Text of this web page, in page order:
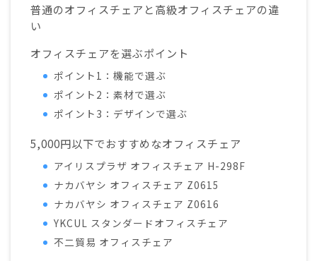
普通のオフィスチェアと高級オフィスチェアの違
い
オフィスチェアを選ぶポイント
ポイント1：機能で選ぶ
ポイント2：素材で選ぶ
ポイント3：デザインで選ぶ
5,000円以下でおすすめなオフィスチェア
アイリスプラザ オフィスチェア H-298F
ナカバヤシ オフィスチェア Z0615
ナカバヤシ オフィスチェア Z0616
YKCUL スタンダードオフィスチェア
不二貿易 オフィスチェア